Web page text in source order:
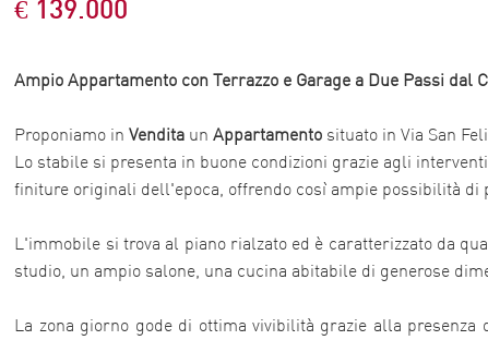
€ 139.000
AmpioAppartamento con Terrazzo e Garage a Due Passi dal
Proponiamo inVendita unAppartamento situato in Via San
Lo stabile si presenta in buone condizioni grazie agli
finiture originali dell'epoca, offrendo così ampie possibilità di
L'immobile si trova al piano rialzato ed è caratterizzato da
studio, un ampio salone, una cucina abitabile di generose
La zona giorno gode di ottima vivibilità grazie alla